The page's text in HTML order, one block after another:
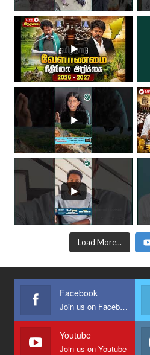
Load More...
Facebook
Join us on Facebook
Youtube
Join us on Youtube